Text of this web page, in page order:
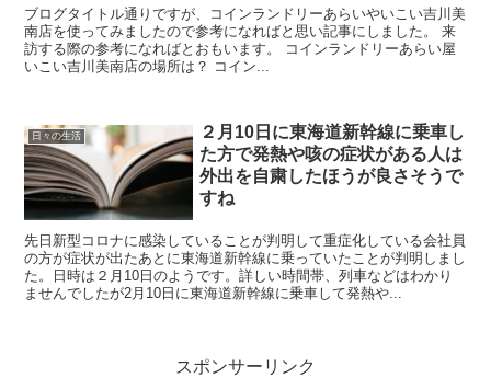
ブログタイトル通りですが、コインランドリーあらいやいこい吉川美
南店を使ってみましたので参考になればと思い記事にしました。 来
訪する際の参考になればとおもいます。 コインランドリーあらい屋
いこい吉川美南店の場所は？ コイン...
日々の生活
２月10日に東海道新幹線に乗車し
た方で発熱や咳の症状がある人は
外出を自粛したほうが良さそうで
すね
先日新型コロナに感染していることが判明して重症化している会社員
の方が症状が出たあとに東海道新幹線に乗っていたことが判明しまし
た。日時は２月10日のようです。詳しい時間帯、列車などはわかり
ませんでしたが2月10日に東海道新幹線に乗車して発熱や...
スポンサーリンク